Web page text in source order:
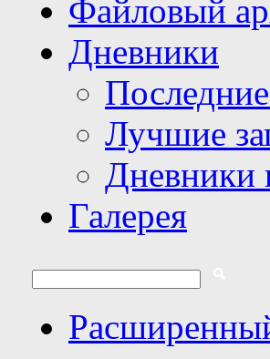
Файловый
Дневники
Лучшие
Дневники
Галерея